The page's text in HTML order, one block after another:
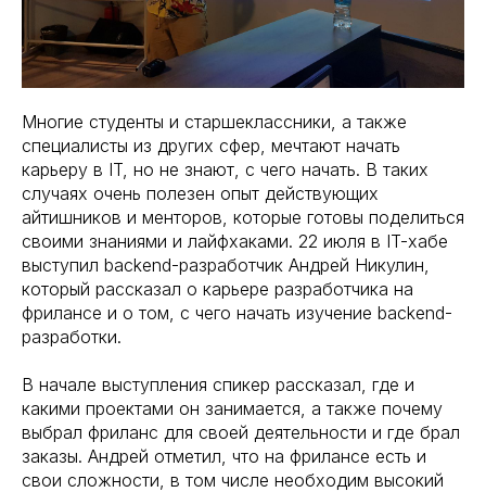
Многие студенты и старшеклассники, а также
специалисты из других сфер, мечтают начать
карьеру в IT, но не знают, с чего начать. В таких
случаях очень полезен опыт действующих
айтишников и менторов, которые готовы поделиться
своими знаниями и лайфхаками. 22 июля в IT-хабе
выступил backend-разработчик Андрей Никулин,
который рассказал о карьере разработчика на
фрилансе и о том, с чего начать изучение backend-
разработки.
В начале выступления спикер рассказал, где и
какими проектами он занимается, а также почему
выбрал фриланс для своей деятельности и где брал
заказы. Андрей отметил, что на фрилансе есть и
свои сложности, в том числе необходим высокий